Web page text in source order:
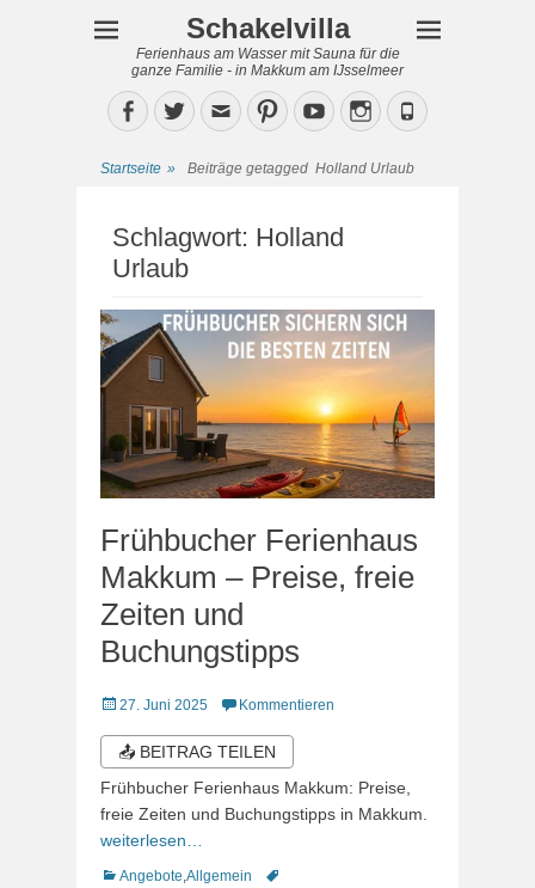
Schakelvilla
Ferienhaus am Wasser mit Sauna für die
ganze Familie - in Makkum am IJsselmeer
Facebook
TwitterEmailPinterestYouTubeInstagram
Phone
Startseite » Beiträge getagged Holland Urlaub
Schlagwort: Holland
Urlaub
Frühbucher Ferienhaus
Makkum – Preise, freie
Zeiten und
Buchungstipps
Veröffentlicht
27. Juni 2025 Kommentieren
📤 BEITRAG TEILEN
Frühbucher Ferienhaus Makkum: Preise,
freie Zeiten und Buchungstipps in Makkum.
weiterlesen…
Kategorien
Angebote Allgemein
Schlagworte